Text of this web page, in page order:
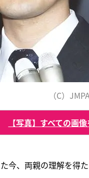
（C）
【写真】すべての画
今、両親の理解を得